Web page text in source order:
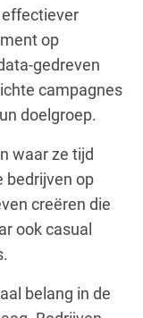
op
gedreven
campagnes
doelgroep.
waar ze tijd
bedrijven op
creëren die
ook casual
belang in de